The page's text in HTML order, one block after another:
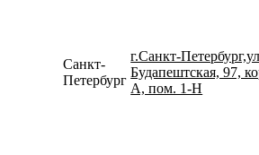
Санкт-
Петербург
г.Санкт-
Будапештская, 97,
А, пом. 1-Н